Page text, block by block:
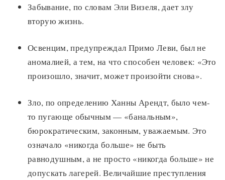
Забывание, по словам Эли Визеля, дает злу
вторую жизнь.
Освенцим, предупреждал Примо Леви, был не
аномалией, а тем, на что способен человек: «Это
произошло, значит, может произойти снова».
Зло, по определению Ханны Арендт, было чем-
то пугающе обычным — «банальным»,
бюрократическим, законным, уважаемым. Это
означало «никогда больше» не быть
равнодушным, а не просто «никогда больше» не
допускать лагерей. Величайшие преступления